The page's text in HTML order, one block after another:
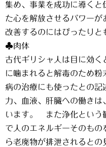
集め、事業を成功に導く
た心を解放させるパワーが
改善するのにはぴったりと
♣肉体
古代ギリシャ人は目に効
に噛まれると解毒のため
病の治療にも使ったとの
力、血液、肝臓への働き
います。 また浄化という
で人のエネルギーそのも
ら老廃物が排泄されると